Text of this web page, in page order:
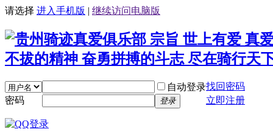
请选择 进入手机版 | 继续访问电脑版
自动登录找回密码
密码
登录 立即注册